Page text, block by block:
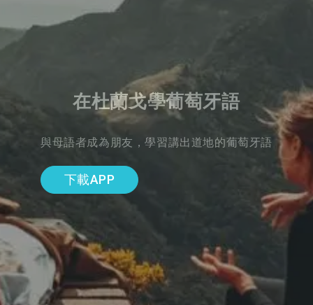
在杜蘭戈學葡萄牙語
與母語者成為朋友，學習講出道地的葡萄牙語
下載APP